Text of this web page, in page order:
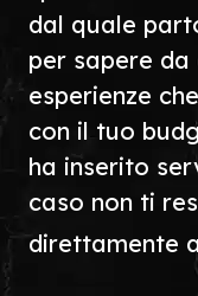
dal quale
per sapere
esperienze
con il tuo
ha inserito
caso non ti
direttamente